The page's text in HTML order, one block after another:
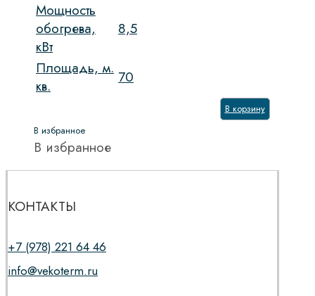
Мощность
обогрева,
кВт
8,5
Площадь, м.
кв.
70
В корзину
В избранное
В избранное
КОНТАКТЫ
+7 (978) 221 64 46
info@vekoterm.ru